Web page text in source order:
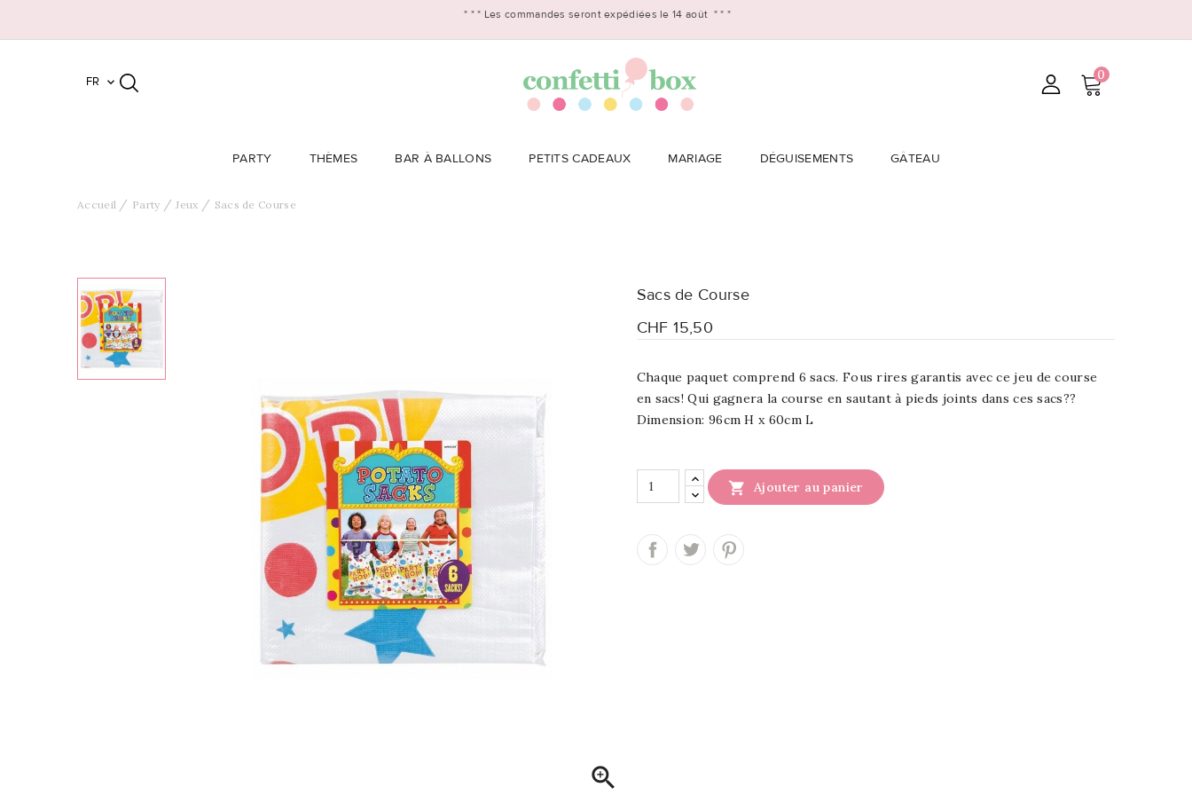
* * * Les commandes seront expédiées le 14 août * * *
FR  0
PARTY THÈMES BAR À BALLONS PETITS CADEAUX MARIAGE DÉGUISEMENTS GÂTEAU
Accueil Party Jeux Sacs de Course

Sacs de Course
CHF 15,50
Chaque paquet comprend 6 sacs. Fous rires garantis avec ce jeu de course
en sacs! Qui gagnera la course en sautant à pieds joints dans ces sacs??
Dimension: 96cm H x 60cm L
 Ajouter au panier